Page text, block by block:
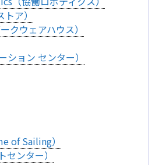
ア）
クウェアハウス）
ション センター）
of Sailing）
ンター）